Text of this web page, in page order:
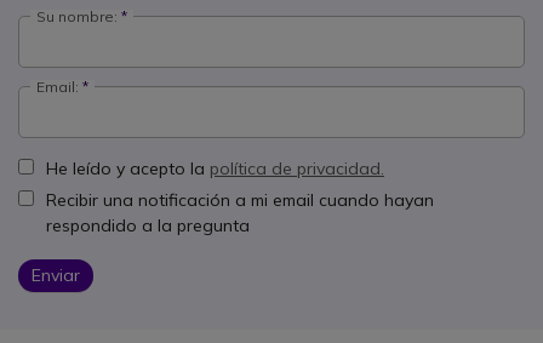
Su nombre:
Email:
He leído y acepto la política de privacidad.
Recibir una notificación a mi email cuando hayan
respondido a la pregunta
Enviar